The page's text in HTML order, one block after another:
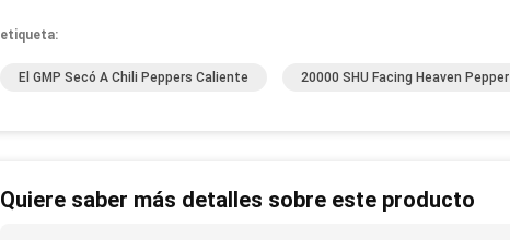
etiqueta:
El GMP Secó A Chili Peppers Caliente 20000 SHU Facing Heaven Pepper
Quiere saber más detalles sobre este producto